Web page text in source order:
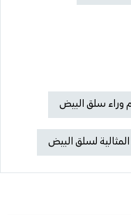
وراء سلق البيض
لسلق البيض